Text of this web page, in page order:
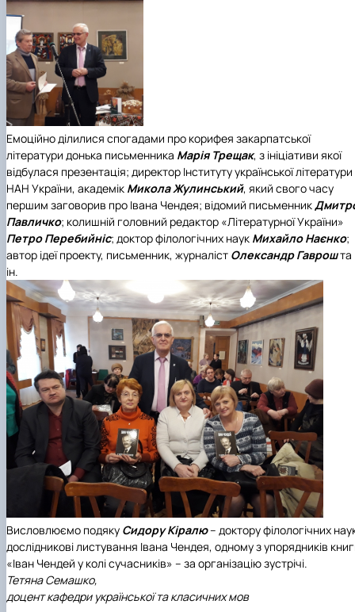
Емоційно ділилися спогадами про корифея закарпатської
літератури донька письменника Марія Трещак, з ініціативи якої
відбулася презентація; директор Інституту української літератури
НАН України, академік Микола Жулинський, який свого часу
першим заговорив про Івана Чендея; відомий письменник
Павличко; колишній головний редактор «Літературної України»
Петро Перебийніс; доктор філологічних наук Михайло Наєнко;
автор ідеї проекту, письменник, журналіст Олександр Гаврошта
ін.
Висловлюємо подяку Сидору Кіралю– доктору філологічних
дослідникові листування Івана Чендея, одному з упорядників
«Іван Чендей у колі сучасників» – за організацію зустрічі.
Тетяна Семашко,
доцент кафедри української та класичних мов